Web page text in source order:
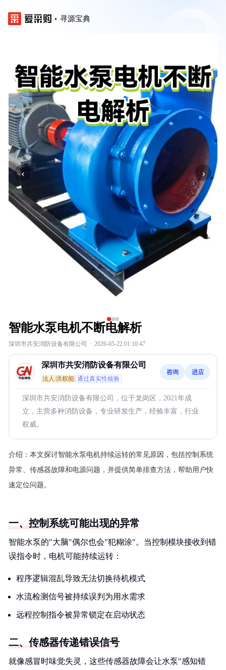
寻源宝典
‹ ›
智能水泵电机不断电解析
深圳市共安消防设备有限公司 · 2026-05-22 01:10:47
深圳市共安消防设备有限公司
法人:洪权能 通过真实性核验
咨询 进店
深圳市共安消防设备有限公司，位于龙岗区，2021年成
立，主营多种消防设备，专业研发生产，经验丰富，行业
权威。
介绍： 本文探讨智能水泵电机持续运转的常见原因，包括控制系统
异常、传感器故障和电源问题，并提供简单排查方法，帮助用户快
速定位问题。
一、控制系统可能出现的异常
智能水泵的"大脑"偶尔也会"犯糊涂"。当控制模块接收到错
误指令时，电机可能持续运转：
程序逻辑混乱导致无法切换待机模式
水流检测信号被持续误判为用水需求
远程控制指令被异常锁定在启动状态
二、传感器传递错误信号
就像感冒时味觉失灵，这些传感器故障会让水泵"感知错